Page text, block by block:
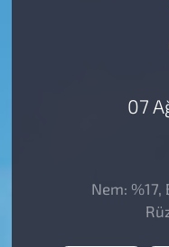
07
Nem: %17,